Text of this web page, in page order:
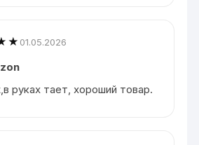
01.05.2026
руках тает, хороший товар.